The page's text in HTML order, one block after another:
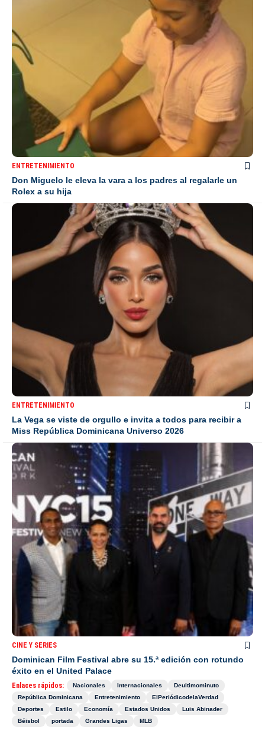
ENTRETENIMIENTO
Don Miguelo le eleva la vara a los padres al regalarle un
Rolex a su hija
ENTRETENIMIENTO
La Vega se viste de orgullo e invita a todos para recibir a
Miss República Dominicana Universo 2026
CINE Y SERIES
Dominican Film Festival abre su 15.ª edición con rotundo
éxito en el United Palace
Enlaces rápidos: Nacionales Internacionales
Deultimominuto
República Dominicana
Entretenimiento
ElPeriódicodelaVerdad
Deportes
Estilo Economía Estados Unidos
Luis Abinader
Béisbol
portada Grandes Ligas MLB